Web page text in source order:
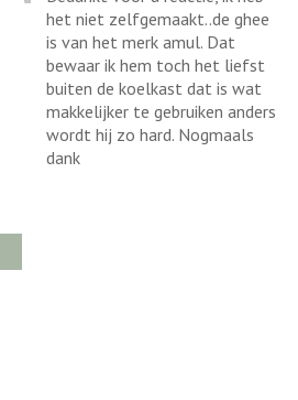
het niet zelfgemaakt..de ghee
is van het merk amul. Dat
bewaar ik hem toch het liefst
buiten de koelkast dat is wat
makkelijker te gebruiken anders
wordt hij zo hard. Nogmaals
dank